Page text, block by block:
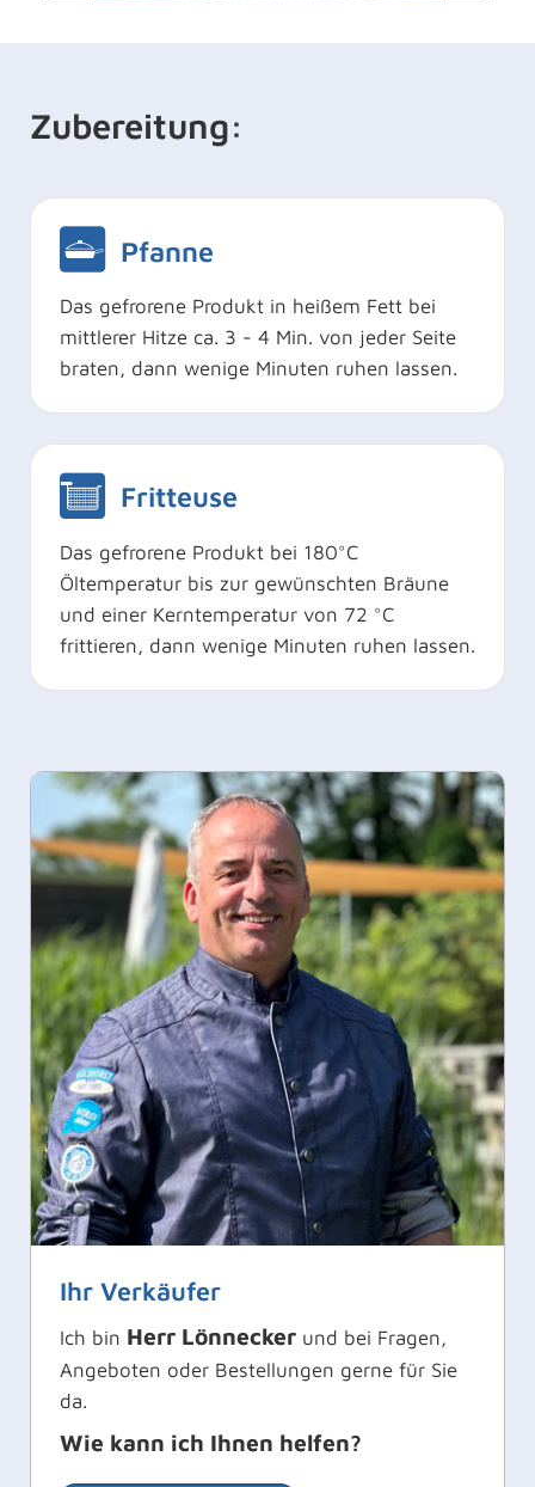
Zubereitung:
Pfanne
Das gefrorene Produkt in heißem Fett bei
mittlerer Hitze ca. 3 - 4 Min. von jeder Seite
braten, dann wenige Minuten ruhen lassen.
Fritteuse
Das gefrorene Produkt bei 180°C
Öltemperatur bis zur gewünschten Bräune
und einer Kerntemperatur von 72 °C
frittieren, dann wenige Minuten ruhen lassen.
Ihr Verkäufer
Ich bin Herr Lönneckerund bei Fragen,
Angeboten oder Bestellungen gerne für Sie
da.
Wie kann ich Ihnen helfen?